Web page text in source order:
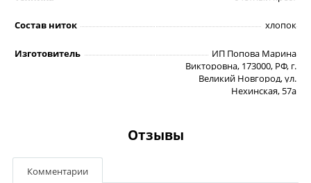
Состав ниток хлопок
Изготовитель
ИП Попова Марина
Викторовна, 173000, РФ, г.
Великий Новгород, ул.
Нехинская, 57а
Отзывы
Комментарии